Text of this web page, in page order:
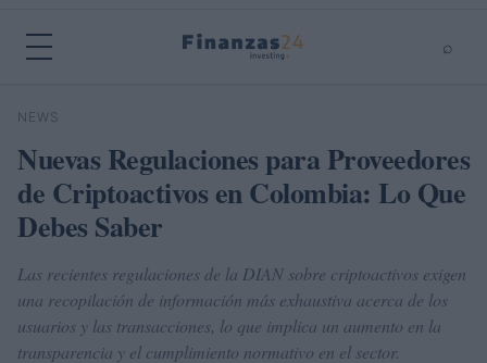
⌕
Buscar
NEWS
Nuevas Regulaciones para Proveedores
de Criptoactivos en Colombia: Lo Que
Debes Saber
Las recientes regulaciones de la DIAN sobre criptoactivos exigen
una recopilación de información más exhaustiva acerca de los
usuarios y las transacciones, lo que implica un aumento en la
transparencia y el cumplimiento normativo en el sector.